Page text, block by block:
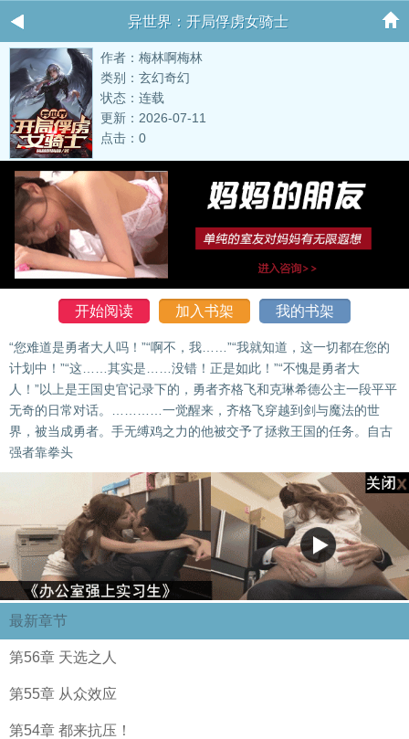
异世界：开局俘虏女骑士
作者：梅林啊梅林
类别：玄幻奇幻
状态：连载
更新：2026-07-11
点击：0
开始阅读 加入书架 我的书架
“您难道是勇者大人吗！”“啊不，我……”“我就知道，这一切都在您的
计划中！”“这……其实是……没错！正是如此！”“不愧是勇者大
人！”以上是王国史官记录下的，勇者齐格飞和克琳希德公主一段平平
无奇的日常对话。…………一觉醒来，齐格飞穿越到剑与魔法的世
界，被当成勇者。手无缚鸡之力的他被交予了拯救王国的任务。自古
强者靠拳头
最新章节
第56章 天选之人
第55章 从众效应
第54章 都来抗压！